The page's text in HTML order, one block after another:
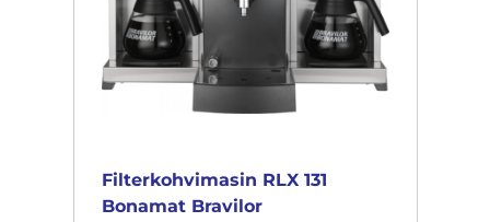
Filterkohvimasin RLX 131
Bonamat Bravilor